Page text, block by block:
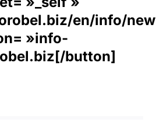
en/info/
»info-
button]